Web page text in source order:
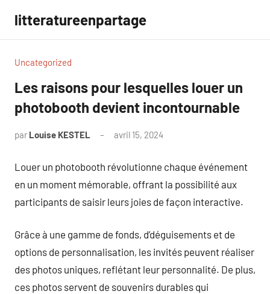
contenu
litteratureenpartage
Uncategorized
Les raisons pour lesquelles louer un
photobooth devient incontournable
par Louise KESTEL avril 15, 2024
Louer un photobooth révolutionne chaque événement
en un moment mémorable, offrant la possibilité aux
participants de saisir leurs joies de façon interactive.
Grâce à une gamme de fonds, d’déguisements et de
options de personnalisation, les invités peuvent réaliser
des photos uniques, reflétant leur personnalité. De plus,
ces photos servent de souvenirs durables qui